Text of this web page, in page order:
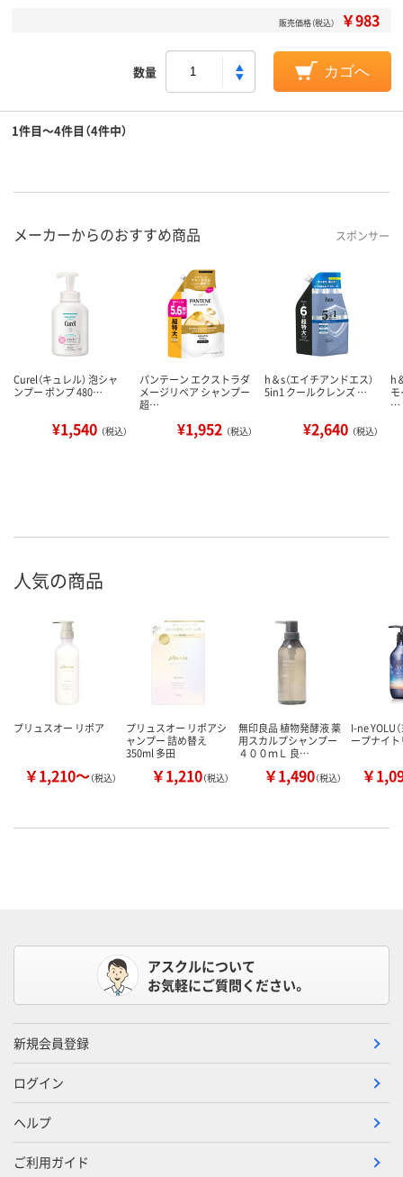
販売価格（税込） ￥983
数量 カゴへ
1件目～4件目（4件中）
メーカーからのおすすめ商品 スポンサー
Curel（キュレル） 泡シャ
ンプー ポンプ 480…
¥1,540 （税込）
パンテーン エクストラダ
メージリペア シャンプー
超…
¥1,952 （税込）
h＆s（エイチアンドエス）
5in1 クールクレンズ …
¥2,640 （税込）
h
…
人気の商品
プリュスオー リポア
￥1,210～（税込）
プリュスオー リポアシ
ャンプー 詰め替え
350ml 多田
￥1,210（税込）
無印良品 植物発酵液 薬
用スカルプシャンプー
４００ｍＬ 良…
￥1,490（税込）
I-ne YOLU
ープナイ
￥
アスクルについて
お気軽にご質問ください。
新規会員登録
ログイン
ヘルプ
ご利用ガイド